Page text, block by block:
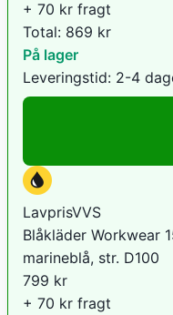
+ 70 kr fragt
Total: 869 kr
På lager
Leveringstid: 2-4
LavprisVVS
Blåkläder Workwear
marineblå, str. D100
799 kr
+ 70 kr fragt